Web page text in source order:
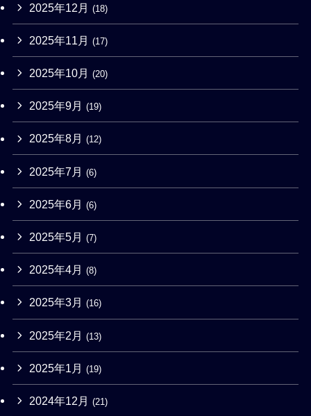
2025年12月 (18)
2025年11月 (17)
2025年10月 (20)
2025年9月 (19)
2025年8月 (12)
2025年7月 (6)
2025年6月 (6)
2025年5月 (7)
2025年4月 (8)
2025年3月 (16)
2025年2月 (13)
2025年1月 (19)
2024年12月 (21)